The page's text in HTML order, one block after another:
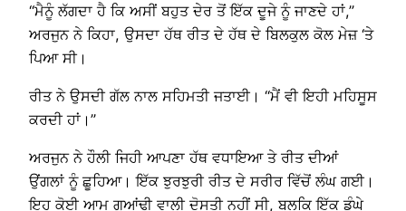
“ਮੈਨੂੰ ਲੱਗਦਾ ਹੈ ਕਿ ਅਸੀਂ ਬਹੁਤ ਦੇਰ ਤੋਂ ਇੱਕ ਦੂਜੇ ਨੂੰ ਜਾਣਦੇ ਹਾਂ,”
ਅਰਜੁਨ ਨੇ ਕਿਹਾ, ਉਸਦਾ ਹੱਥ ਰੀਤ ਦੇ ਹੱਥ ਦੇ ਬਿਲਕੁਲ ਕੋਲ ਮੇਜ਼ ‘ਤੇ
ਪਿਆ ਸੀ।
ਰੀਤ ਨੇ ਉਸਦੀ ਗੱਲ ਨਾਲ ਸਹਿਮਤੀ ਜਤਾਈ। “ਮੈਂ ਵੀ ਇਹੀ ਮਹਿਸੂਸ
ਕਰਦੀ ਹਾਂ।”
ਅਰਜੁਨ ਨੇ ਹੌਲੀ ਜਿਹੀ ਆਪਣਾ ਹੱਥ ਵਧਾਇਆ ਤੇ ਰੀਤ ਦੀਆਂ
ਉਂਗਲਾਂ ਨੂੰ ਛੂਹਿਆ। ਇੱਕ ਝੁਰਝੁਰੀ ਰੀਤ ਦੇ ਸਰੀਰ ਵਿੱਚੋਂ ਲੰਘ ਗਈ।
ਇਹ ਕੋਈ ਆਮ ਗੁਆਂਢੀ ਵਾਲੀ ਦੋਸਤੀ ਨਹੀਂ ਸੀ, ਬਲਕਿ ਇੱਕ ਡੂੰਘੇ